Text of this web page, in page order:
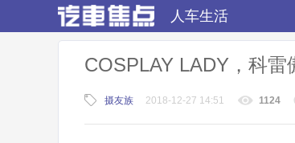
人车生活
COSPLAY LADY，科
摄友族 2018-12-27 14:51 1124